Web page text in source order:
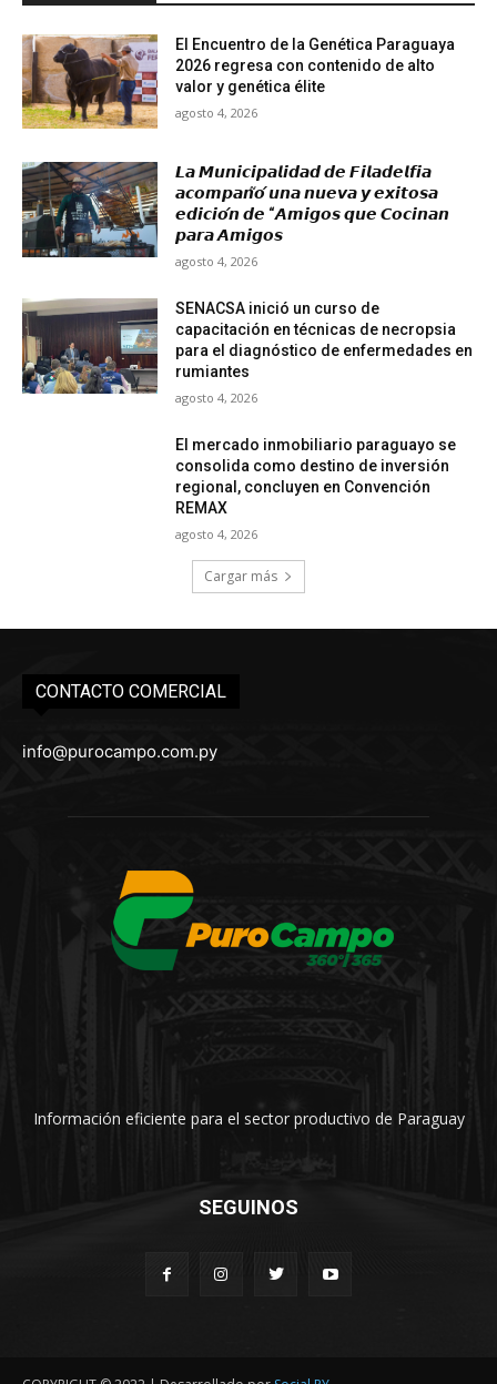
El Encuentro de la Genética Paraguaya
2026 regresa con contenido de alto
valor y genética élite
agosto 4, 2026
𝙇𝙖 𝙈𝙪𝙣𝙞𝙘𝙞𝙥𝙖𝙡𝙞𝙙𝙖𝙙 𝙙𝙚 𝙁𝙞𝙡𝙖𝙙𝙚𝙡𝙛𝙞𝙖
𝙖𝙘𝙤𝙢𝙥𝙖𝙣̃𝙤́ 𝙪𝙣𝙖 𝙣𝙪𝙚𝙫𝙖 𝙮 𝙚𝙭𝙞𝙩𝙤𝙨𝙖
𝙚𝙙𝙞𝙘𝙞𝙤́𝙣 𝙙𝙚 “𝘼𝙢𝙞𝙜𝙤𝙨 𝙦𝙪𝙚 𝘾𝙤𝙘𝙞𝙣𝙖𝙣
𝙥𝙖𝙧𝙖 𝘼𝙢𝙞𝙜𝙤𝙨
agosto 4, 2026
SENACSA inició un curso de
capacitación en técnicas de necropsia
para el diagnóstico de enfermedades en
rumiantes
agosto 4, 2026
El mercado inmobiliario paraguayo se
consolida como destino de inversión
regional, concluyen en Convención
REMAX
agosto 4, 2026
Cargar más
CONTACTO COMERCIAL
info@purocampo.com.py
Información eficiente para el sector productivo de Paraguay
SEGUINOS